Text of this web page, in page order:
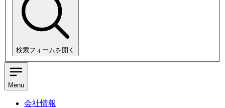
検索フォームを開く
Menu
会社情報